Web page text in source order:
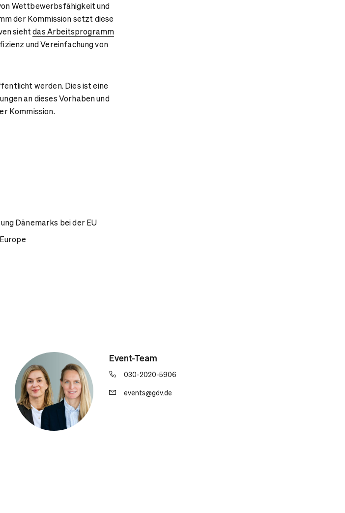
Wettbewerbsfähigkeit und
der Kommission setzt diese
siehtdas Arbeitsprogramm
und Vereinfachung von
werden. Dies ist eine
an dieses Vorhaben und
Kommission.
Dänemarks bei der EU
Event-Team
030-2020-5906
events@gdv.de